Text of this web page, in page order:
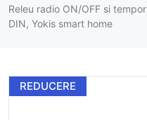
Releu radio ON/OFF si
DIN, Yokis smart home
REDUCERE